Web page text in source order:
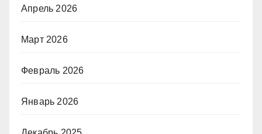
Апрель 2026
Март 2026
Февраль 2026
Январь 2026